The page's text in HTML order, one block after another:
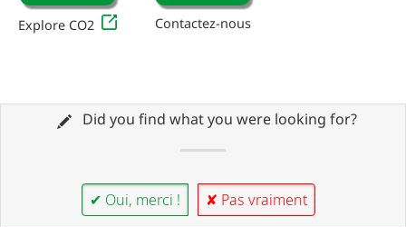
Explore CO2 Contactez-nous
Did you find what you were looking for?
✔ Oui, merci ! ✘ Pas vraiment